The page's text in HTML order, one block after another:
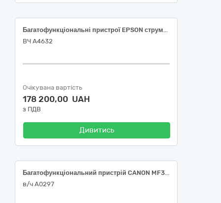
Багатофункціональні пристрої EPSON струменеві формату А4, кольорові по коду ДК 021:2015: 30230000-0 «Комп’ютерне обладнання»
ВЧ А4632
Очікувана вартість
178 200,00 UAH
з ПДВ
Дивитись
Багатофункціональний пристрій CANON MF3010 i-SENSYS MF3010 (5252B034AA)
в/ч А0297